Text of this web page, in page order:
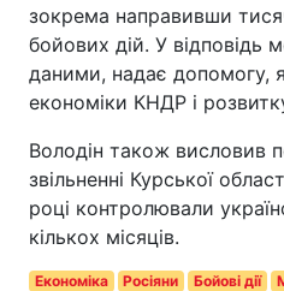
зокрема направивши
бойових дій. У відповідь
даними, надає допомогу,
економіки КНДР і
Володін також висловив
звільненні Курської
році контролювали
кількох місяців.
Економіка Росіяни Бойові дії